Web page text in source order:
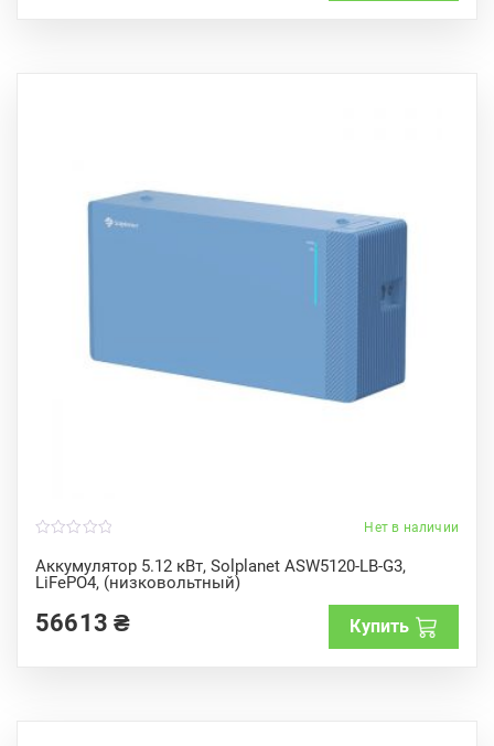
Нет в наличии
Аккумулятор 5.12 кВт, Solplanet ASW5120-LB-G3,
LiFePO4, (низковольтный)
o
u
t
f
5
56613₴ Купить